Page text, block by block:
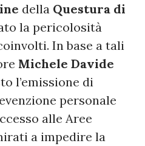
della Questura di
la pericolosità
In base a tali
Michele Davide
l’emissione di
personale
alle Aree
a impedire la